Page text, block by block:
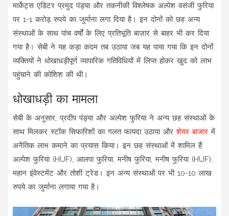
मार्केट्स एडिटर प्रमुद पंड्या और तकनीकी विश्लेषक अल्पेश वसंजी फुरिया
पर 1-1 करोड़ रुपये का जुर्माना लगा दिया है। इन दोनों को छह अन्य
संस्थाओं के साथ पांच वर्षों के लिए प्रतिभूति बाज़ार से बाहर भी कर दिया
गया है। सेबी ने यह कड़ा कदम तब उठाया जब यह पाया गया कि इन दोनों
व्यक्तियों ने धोखाधड़ीपूर्ण व्यापारिक गतिविधियों में लिप्त होकर खुद को लाभ
पहुंचाने की कोशिश की थी।
धोखाधड़ी का मामला
सेबी के अनुसार, प्रदीप पंड्या और अल्पेश फुरिया ने अन्य छह संस्थाओं के
साथ मिलकर स्टॉक सिफारिशों का गलत फायदा उठाया औरशेयर बाजार में
अनैतिक लाभ कमाने का प्रयास किया। इन छह संस्थाओं में शामिल हैं:
अल्पेश फुरिया (HUF), आलपा फुरिया, मनीष फुरिया, मनीष फुरिया (HUF),
महान इंवेस्टमेंट और तोशी ट्रेड। इन अन्य संस्थाओं पर भी 10-10 लाख
रुपये का जुर्माना लगाया गया है।